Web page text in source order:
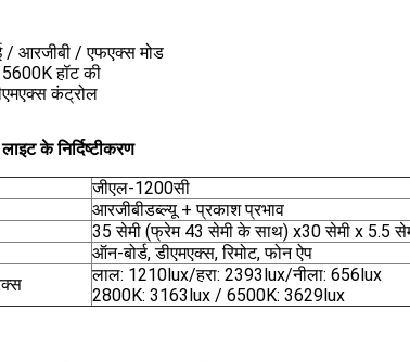
/ आरजीबी / एफएक्स मोड
हॉट की
कंट्रोल
के निर्दिष्टीकरण
जीएल-1200सी
आरजीबीडब्ल्यू + प्रकाश प्रभाव
35 सेमी (फ्रेम 43 सेमी के साथ) x30 सेमी x 5.5
ऑन-बोर्ड, डीएमएक्स, रिमोट, फोन ऐप
लाल: 1210lux/हरा: 2393lux/नीला: 656lux
2800K: 3163lux / 6500K: 3629lux